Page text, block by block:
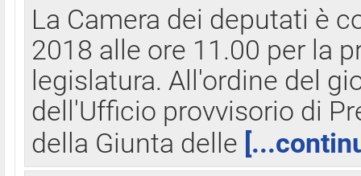
La Camera dei deputati è
2018 alle ore 11.00 per la
legislatura. All'ordine del
dell'Ufficio provvisorio di
della Giunta delle